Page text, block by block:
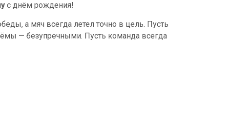
с днём рождения!
а мяч всегда летел точно в цель. Пусть
— безупречными. Пусть команда всегда